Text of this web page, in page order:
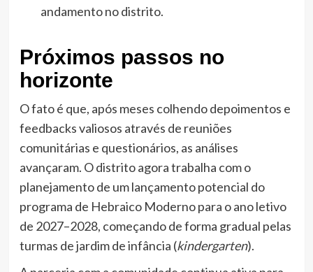
andamento no distrito.
Próximos passos no
horizonte
O fato é que, após meses colhendo depoimentos e
feedbacks valiosos através de reuniões
comunitárias e questionários, as análises
avançaram. O distrito agora trabalha com o
planejamento de um lançamento potencial do
programa de Hebraico Moderno para o ano letivo
de 2027–2028, começando de forma gradual pelas
turmas de jardim de infância (kindergarten).